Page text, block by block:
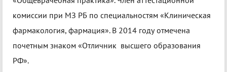
комиссии при МЗ РБ по специальностям «Клиническая
фармакология, фармация». В 2014 году отмечена
почетным знаком «Отличник высшего образования
РФ».